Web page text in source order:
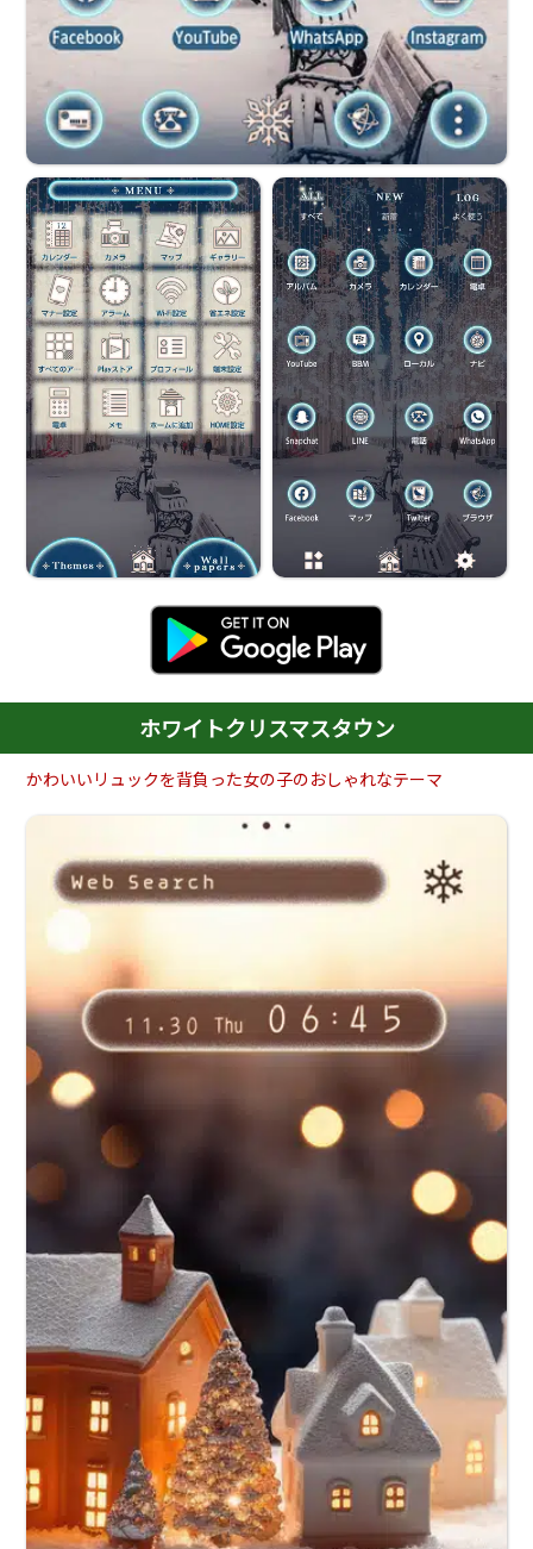
ホワイトクリスマスタウン
かわいいリュックを背負った女の子のおしゃれなテーマ